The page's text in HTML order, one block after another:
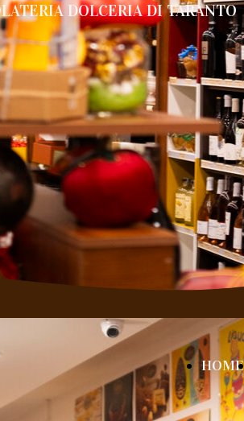
DOLCERIA DI TARANTO
HOME